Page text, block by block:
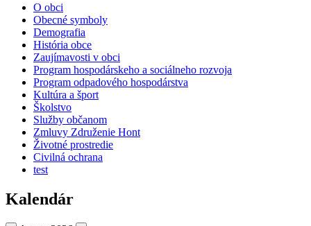
O obci
Obecné symboly
Demografia
História obce
Zaujímavosti v obci
Program hospodárskeho a sociálneho rozvoja
Program odpadového hospodárstva
Kultúra a šport
Školstvo
Služby občanom
Zmluvy Združenie Hont
Životné prostredie
Civilná ochrana
test
Kalendár